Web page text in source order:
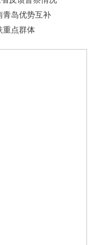
青岛优势互补
重点群体